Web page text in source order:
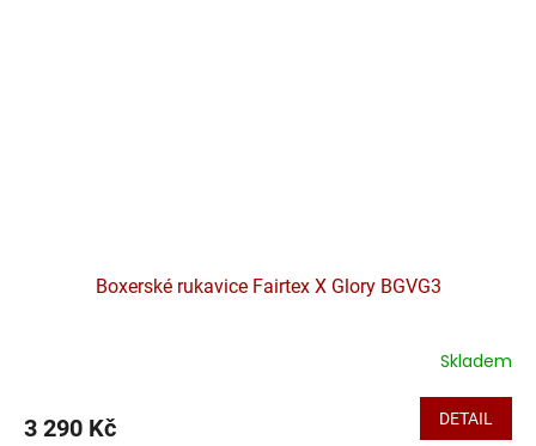
Boxerské rukavice Fairtex X Glory BGVG3
Skladem
3 290 Kč DETAIL